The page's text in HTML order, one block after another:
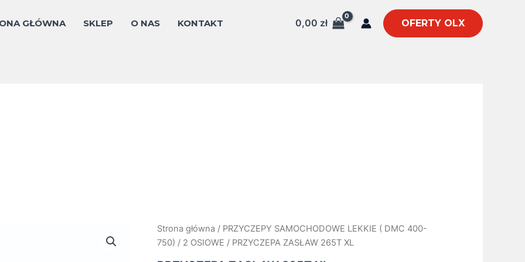
GŁÓWNA SKLEP O NAS KONTAKT 0,00 zł OFERTY OLX
Strona główna / PRZYCZEPY SAMOCHODOWE LEKKIE ( DMC 400-
750) / 2 OSIOWE / PRZYCZEPA ZASŁAW 265T XL